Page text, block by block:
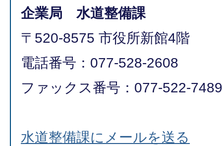
企業局 水道整備課
〒520-8575 市役所新館4階
電話番号：077-528-2608
ファックス番号：077-522-7489
水道整備課にメールを送る